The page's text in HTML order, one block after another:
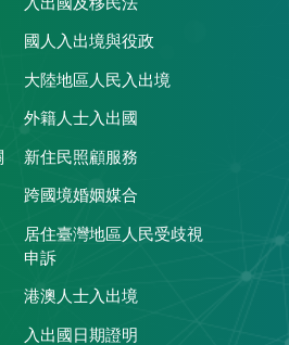
入出國及移民法
國人入出境與役政
大陸地區人民入出境
外籍人士入出國
新住民照顧服務
跨國境婚姻媒合
居住臺灣地區人民受歧視
申訴
港澳人士入出境
入出國日期證明